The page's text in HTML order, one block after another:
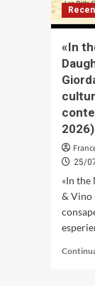
«In
2026)
25/
«In the
& Vino